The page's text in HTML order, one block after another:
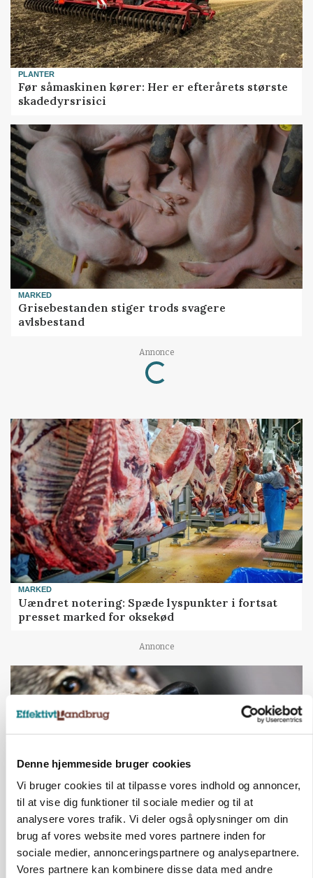
Denne hjemmeside bruger cookies
Vi bruger cookies til at tilpasse vores indhold og annoncer,
til at vise dig funktioner til sociale medier og til at
analysere vores trafik. Vi deler også oplysninger om din
brug af vores website med vores partnere inden for
sociale medier, annonceringspartnere og analysepartnere.
Vores partnere kan kombinere disse data med andre
PLANTER
Før såmaskinen kører: Her er efterårets største
skadedyrsrisici
MARKED
Grisebestanden stiger trods svagere
avlsbestand
Annonce
Loading...
MARKED
Uændret notering: Spæde lyspunkter i fortsat
presset marked for oksekød
Annonce
ULVE
Landmand vågnede ved lyden af skrigende kvier:
Ulven stod på foderbordet